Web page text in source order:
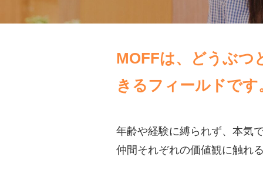
MOFFは、どうぶつ
きるフィールドです
年齢や経験に縛られず、本気
仲間それぞれの価値観に触れ